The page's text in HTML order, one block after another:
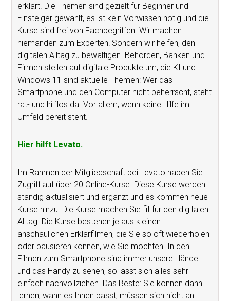
erklärt. Die Themen sind gezielt für Beginner und
Einsteiger gewählt, es ist kein Vorwissen nötig und die
Kurse sind frei von Fachbegriffen. Wir machen
niemanden zum Experten! Sondern wir helfen, den
digitalen Alltag zu bewältigen. Behörden, Banken und
Firmen stellen auf digitale Produkte um, die KI und
Windows 11 sind aktuelle Themen: Wer das
Smartphone und den Computer nicht beherrscht, steht
rat- und hilflos da. Vor allem, wenn keine Hilfe im
Umfeld bereit steht.
Hier hilft Levato.
Im Rahmen der Mitgliedschaft bei Levato haben Sie
Zugriff auf über 20 Online-Kurse. Diese Kurse werden
ständig aktualisiert und ergänzt und es kommen neue
Kurse hinzu. Die Kurse machen Sie fit für den digitalen
Alltag. Die Kurse bestehen je aus kleinen
anschaulichen Erklärfilmen, die Sie so oft wiederholen
oder pausieren können, wie Sie möchten. In den
Filmen zum Smartphone sind immer unsere Hände
und das Handy zu sehen, so lässt sich alles sehr
einfach nachvollziehen. Das Beste: Sie können dann
lernen, wann es Ihnen passt, müssen sich nicht an